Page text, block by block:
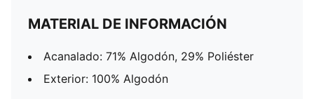
MATERIAL DE INFORMACIÓN
Acanalado: 71% Algodón, 29% Poliéster
Exterior: 100% Algodón